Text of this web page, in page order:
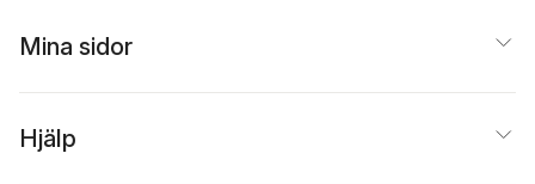
Mina sidor
Hjälp